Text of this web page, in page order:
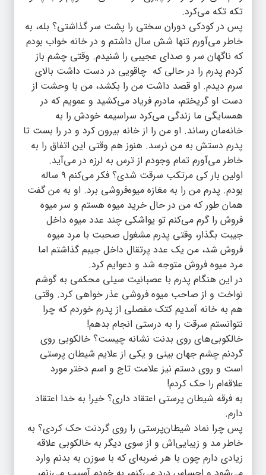
تکه تکه می‌کرد.
پس در کودکی دوران سختی را پشت سر گذاشتی؟ بله، به
خاطر می‌آورم تنها شش سال داشتم و در خانه خواب بودم
که ناگهان سر و صدای عجیبی را شنیدم. وقتی چشم باز
کردم پدرم را در حالی که چاقویی در دست داشت بالای
سرم دیدم. او قصد داشت من را بکشد، من با وحشت از
دست او گریختم، مادرم فریاد می‌کشید و عمویم که در
همسایگی ما زندگی می‌کرد سراسیمه خودش را به
خانه‌مان رساند. او من را از خانه بیرون‌ کرد و در را بست تا
پدرم دستش به من نرسد. هنوز هم وقتی این اتفاق را به
خاطر می‌آورم تمام وجودم از ترس به لرزه در می‌آید.
اولین بار کی مرتکب سرقت شدی؟ فکر می‌کنم ۹ ساله
بودم. پدرم من را به مغازه میوه‌فروشی برد. او به من گفت
همان طور که من در حال خرید میوه هستم و سر میوه
فروش را گرم می‌کنم تو یواشکی چند عدد میوه داخل
جیبت بگذار، وقتی پدرم مشغول صحبت با مرد میوه
فروش شد، من یک عدد پرتقال داخل جیبم گذاشتم اما
مرد میوه فروش متوجه شد و دعوایم کرد.
در این هنگام پدرم با عصبانیت سیلی محکمی به گوشم
نواخت و از صاحب میوه فروشی عذر خواهی کرد. وقتی
هم به خانه آمدیم کتک مفصلی از پدرم خوردم که چرا
نتوانستم سرقت را به درستی انجام بدهم!
خالکوبی‌های روی بدنت نشانه چیست؟ خالکوبی روی
گردنم چشم جهان بینی و یکی از علایم شیطان پرستی
است و روی دستم نیز علامت تاج و اسم دختر مورد
علاقه‌ام را حک کردم!
به فرقه شیطان پرستی اعتقاد داری؟ خیر! به خدا اعتقاد
دارم.
پس چرا نماد شیطان‌پرستی را روی گردنت حک کردی؟ به
خاطر مد و زیبایی‌اش و از سوی دیگر به خالکوبی علاقه
زیادی دارم چون با هر ضربه‌ای که با سوزن به بدنم وارد